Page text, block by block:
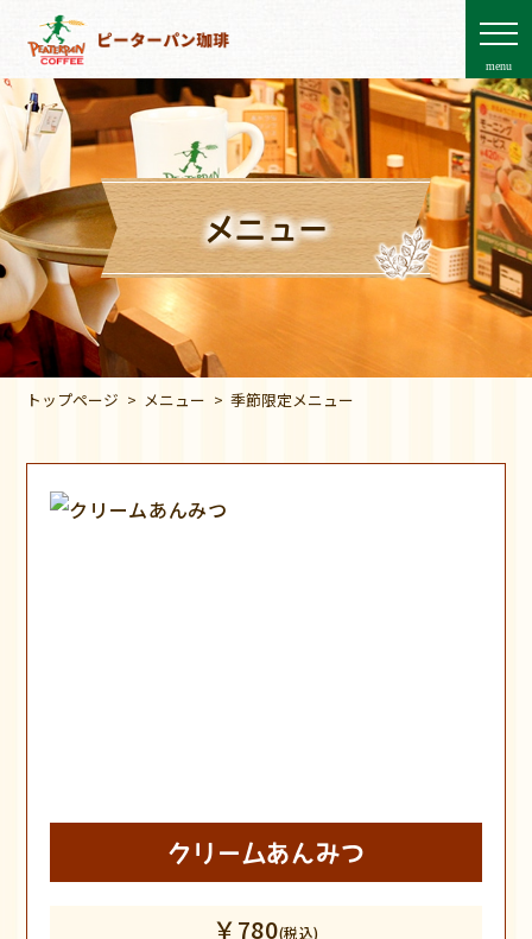
menu
メニュー
トップページ メニュー 季節限定メニュー
クリームあんみつ
￥780(税込)